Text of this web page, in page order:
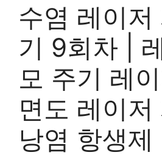
수염 레이저
기 9회차 |
모 주기 레
면도 레이저
낭염 항생제